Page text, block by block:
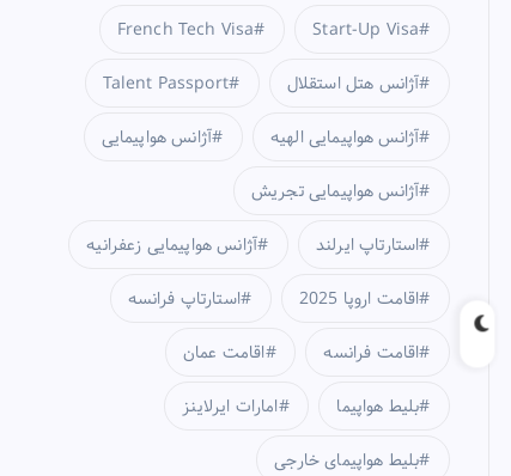
French Tech Visa Start-Up Visa
Talent Passport آژانس هتل استقلال
آژانس هواپیمایی آژانس هواپیمایی الهیه
آژانس هواپیمایی تجریش
آژانس هواپیمایی زعفرانیه استارتاپ ایرلند
استارتاپ فرانسه اقامت اروپا 2025
اقامت عمان اقامت فرانسه
امارات ایرلاینز بلیط هواپیما
بلیط هواپیمای خارجی